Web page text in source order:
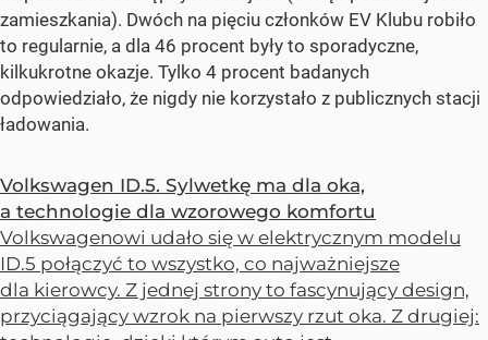
zamieszkania). Dwóch na pięciu członków EV Klubu robiło
to regularnie, a dla 46 procent były to sporadyczne,
kilkukrotne okazje. Tylko 4 procent badanych
odpowiedziało, że nigdy nie korzystało z publicznych stacji
ładowania.
Volkswagen ID.5. Sylwetkę ma dla oka,
a technologie dla wzorowego komfortu
Volkswagenowi udało się w elektrycznym modelu
ID.5 połączyć to wszystko, co najważniejsze
dla kierowcy. Z jednej strony to fascynujący design,
przyciągający wzrok na pierwszy rzut oka. Z drugiej: